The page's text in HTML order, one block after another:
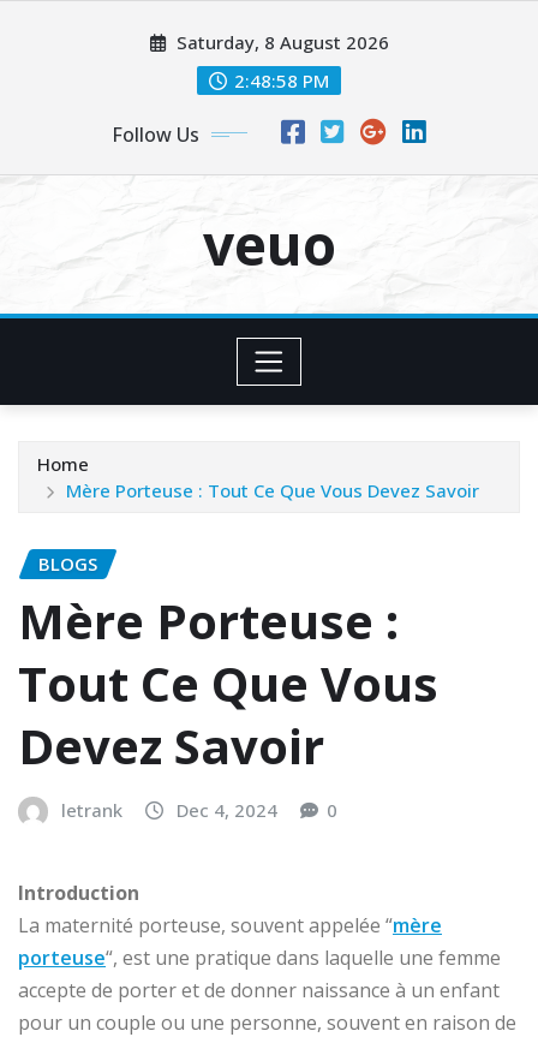
Saturday, 8 August 2026
2:49:00 PM
Follow Us
veuo
Home
Mère Porteuse : Tout Ce Que Vous Devez Savoir
BLOGS
Mère Porteuse :
Tout Ce Que Vous
Devez Savoir
letrank Dec 4, 2024 0
Introduction
La maternité porteuse, souvent appelée “mère
porteuse“, est une pratique dans laquelle une femme
accepte de porter et de donner naissance à un enfant
pour un couple ou une personne, souvent en raison de